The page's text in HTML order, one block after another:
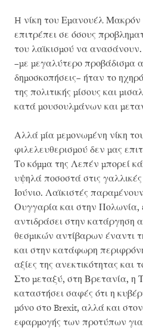
H νίκη του Εμανουέλ
επιτρέπει σε όσους
του λαϊκισμού να
–με μεγαλύτερο προβάδισμα
δημοσκοπήσεις– ήταν το
της πολιτικής μίσους και
κατά μουσουλμάνων και
Αλλά μία μεμονωμένη νίκη
φιλελευθερισμού δεν μας
Το κόμμα της Λεπέν μπορεί
υψηλά ποσοστά στις
Ιούνιο. Λαϊκιστές
Ουγγαρία και στην
αντιδράσει στην κατάργηση
θεσμικών αντίβαρων έναντι
και στην κατάφωρη
αξίες της ανεκτικότητας και
Στο μεταξύ, στη Βρετανία, η
καταστήσει σαφές ότι η
μόνο στο Brexit, αλλά και στον
εφαρμογής των προτύπων